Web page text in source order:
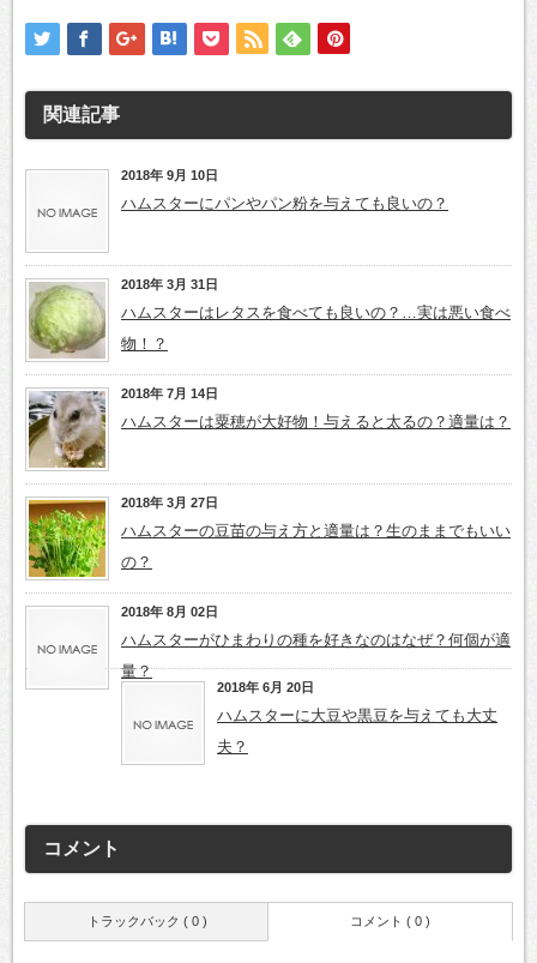
関連記事
2018年 9月 10日
ハムスターにパンやパン粉を与えても良いの？
2018年 3月 31日
ハムスターはレタスを食べても良いの？…実は悪い食べ
物！？
2018年 7月 14日
ハムスターは粟穂が大好物！与えると太るの？適量は？
2018年 3月 27日
ハムスターの豆苗の与え方と適量は？生のままでもいい
の？
2018年 8月 02日
ハムスターがひまわりの種を好きなのはなぜ？何個が適
量？
2018年 6月 20日
ハムスターに大豆や黒豆を与えても大丈
夫？
コメント
トラックバック ( 0 ) コメント ( 0 )